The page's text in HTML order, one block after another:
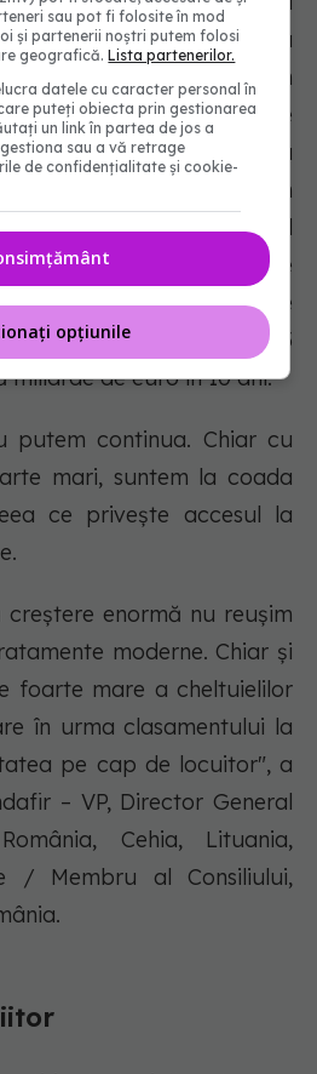
de euro. Anul trecut, a
euro. Bugetul FNUASS, în
de 23 de miliarde
15 miliarde de euro. La
contribuție personală am
de euro, în 2014. Anul
spre două miliarde de
am pornit de la 560 de
anul acesta să fim la 2,5
miliarde de euro în 10 ani.
putem continua. Chiar cu
mari, suntem la coada
ce privește accesul la
enormă nu reușim
moderne. Chiar și
foarte mare a cheltuielilor
în urma clasamentului la
pe cap de locuitor", a
– VP, Director General
Cehia, Lituania,
/ Membru al Consiliului,
sau pot fi folosite în mod
și partenerii noștri putem folosi
geografică.Lista partenerilor.
datele cu caracter personal în
puteți obiecta prin gestionarea
un link în partea de jos a
sau a vă retrage
de confidențialitate și cookie-
opțiunile